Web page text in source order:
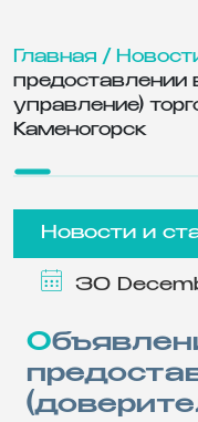
Главная /
предоставлении
управление)
Каменогорск
Новости и
30
Объявление о